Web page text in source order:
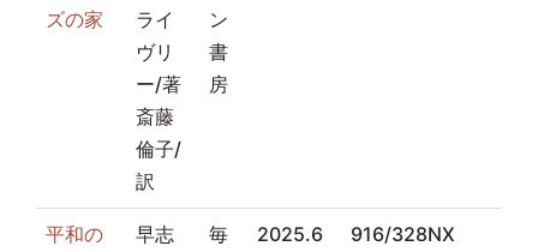
ズの家
ライ
ヴリ
ー/著
斎藤
倫子/
訳
ン
書
房
平和の
早志
毎
2025.6 916/328NX